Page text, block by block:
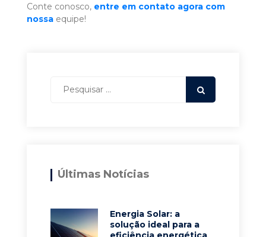
Conte conosco, entre em contato agora com
nossa equipe!
Últimas Notícias
Energia Solar: a
solução ideal para a